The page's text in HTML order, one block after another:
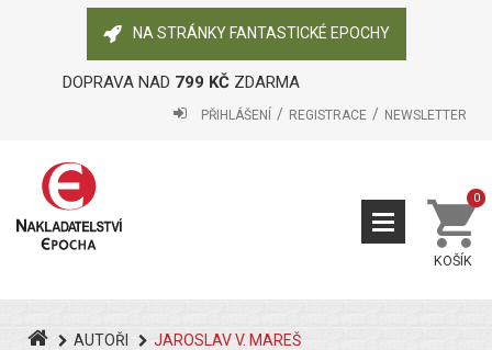
NA STRÁNKY FANTASTICKÉ EPOCHY
DOPRAVA NAD 799 KČZDARMA
PŘIHLÁŠENÍ REGISTRACE NEWSLETTER
KOŠÍK
0
AUTOŘI JAROSLAV V. MAREŠ